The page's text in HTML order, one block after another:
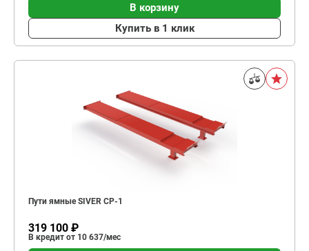
В корзину
Купить в 1 клик
Пути ямные SIVER CP-1
319 100 ₽
В кредит от 10 637/мес